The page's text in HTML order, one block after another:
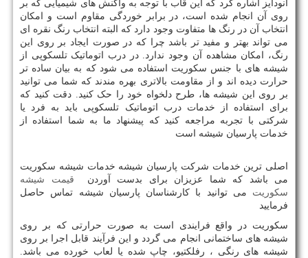
آنودایز اشاره کرد که این قاب با توجه به واکنش های شیمیایی که بر
روی آن انجام شده است، در برابر خوردگی مقاوم است و امکان
انتخاب آن در رنگ ها متفاوت وجود دارد که البته انتخاب رنگ نقره ای
می تواند بهتر و مفید تر باشد چرا که در صورت ایجاد بر روی این
رنگ، امکان مشاهده آن وجود ندارد. در درب اتوماتیک تلسکوپی از
شیشه های با جنس سکوریت استفاده می شود که به بیان ساده تر
حرارت دیده اند و از مقاومت بالاتری بهره مندند که شما می توانید
بر روی این شیشه ها، طرح دلخواه خود را حک کنید. دقت کنید که
برای استفاده از خدمات درب اتوماتیک تلسکوپی باید به فرد یا
شرکتی با تجربه مراجعه کنید که پیشنهاد ما به شما استفاده از
خدمات پارسیان شیشه است
اصلی ترین خدمات شرکت پارسیان شیشه خدمات شیشه سکوریت
می باشد که شما عزیزان برای بدست آوردن قیمت شیشه
سکوریت می توانید با کارشناسان پارسیان شیشه تماس حاصل
فرمایید
سکوریت در واقع فرایندی است به صورت حرارتی که بر روی
شیشه های ساختمانی انجام می گردد و این فرآیند قابل اجرا بر روی
شیشه های رنگی ، رفلکتیو، چاپ شده یا لعاب خورده می باشد.